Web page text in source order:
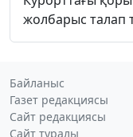
жолбарыс талап
Байланыс
Газет редакциясы
Сайт редакциясы
Сайт туралы